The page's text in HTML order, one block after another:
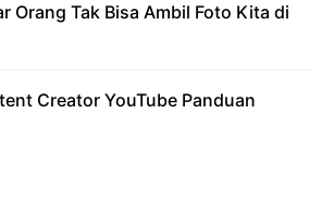
Orang Tak Bisa Ambil Foto Kita di
Creator YouTube Panduan